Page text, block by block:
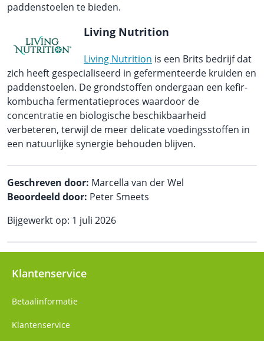
paddenstoelen te bieden.
Living Nutrition
Living Nutrition is een Brits bedrijf dat
zich heeft gespecialiseerd in gefermenteerde kruiden en
paddenstoelen. De grondstoffen ondergaan een kefir-
kombucha fermentatieproces waardoor de
concentratie en biologische beschikbaarheid
verbeteren, terwijl de meer delicate voedingsstoffen in
een natuurlijke synergie behouden blijven.
Geschreven door: Marcella van der Wel
Beoordeeld door: Peter Smeets
Bijgewerkt op: 1 juli 2026
Klantenservice
Betaalinformatie
Klantenservice